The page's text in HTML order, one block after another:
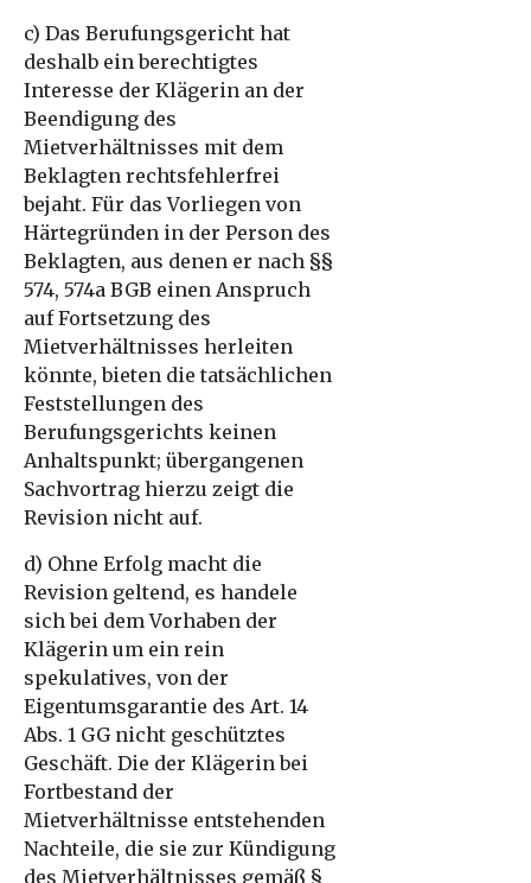
c) Das Berufungsgericht hat
deshalb ein berechtigtes
Interesse der Klägerin an der
Beendigung des
Mietverhältnisses mit dem
Beklagten rechtsfehlerfrei
bejaht. Für das Vorliegen von
Härtegründen in der Person des
Beklagten, aus denen er nach §§
574, 574a BGB einen Anspruch
auf Fortsetzung des
Mietverhältnisses herleiten
könnte, bieten die tatsächlichen
Feststellungen des
Berufungsgerichts keinen
Anhaltspunkt; übergangenen
Sachvortrag hierzu zeigt die
Revision nicht auf.
d) Ohne Erfolg macht die
Revision geltend, es handele
sich bei dem Vorhaben der
Klägerin um ein rein
spekulatives, von der
Eigentumsgarantie des Art. 14
Abs. 1 GG nicht geschütztes
Geschäft. Die der Klägerin bei
Fortbestand der
Mietverhältnisse entstehenden
Nachteile, die sie zur Kündigung
des Mietverhältnisses gemäß §